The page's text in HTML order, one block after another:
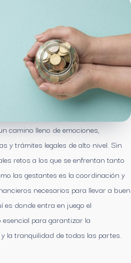
camino lleno de emociones,
y trámites legales de alto nivel. Sin
retos a los que se enfrentan tanto
las gestantes es la coordinación y
necesarios para llevar a buen
es donde entra en juego el
esencial para garantizar la
la tranquilidad de todas las partes.